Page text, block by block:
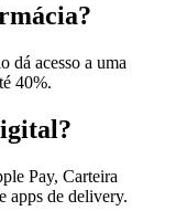
dá acesso a uma
40%.
Pay, Carteira
apps de delivery.